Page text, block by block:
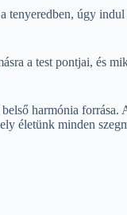
tenyeredben, úgy indul
a test pontjai, és
harmónia forrása.
életünk minden